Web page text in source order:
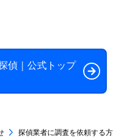
偵｜公式トップ
探偵業者に調査を依頼する方